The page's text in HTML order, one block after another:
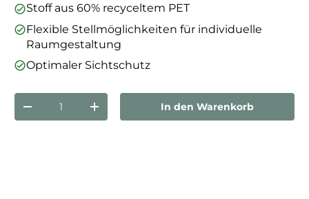
Stoff aus 60% recyceltem PET
Flexible Stellmöglichkeiten für individuelle
Raumgestaltung
Optimaler Sichtschutz
Anzahl
Menge verringernMenge erhöhenIn den Warenkorb